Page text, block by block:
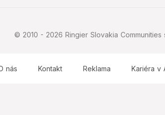
© 2010 - 2026 Ringier Slovakia Communities
nás Kontakt Reklama Kariéra v